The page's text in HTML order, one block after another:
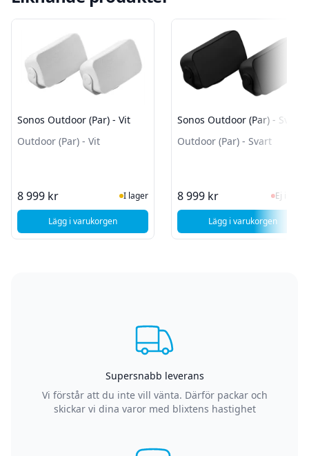
Sonos Outdoor (Par) - Vit
Outdoor (Par) - Vit
8 999 kr I Lager
I lager
Lägg i varukorgen, Sonos Outdoor (Par) - Vit
Sonos Outdoor (Par) - Svart
Outdoor (Par) - Svart
8 999 kr Ej i
Ej i lager
Lägg i varukorgen
, Sonos Outdoor
Supersnabb leverans
Vi förstår att du inte vill vänta. Därför packar och
skickar vi dina varor med blixtens hastighet